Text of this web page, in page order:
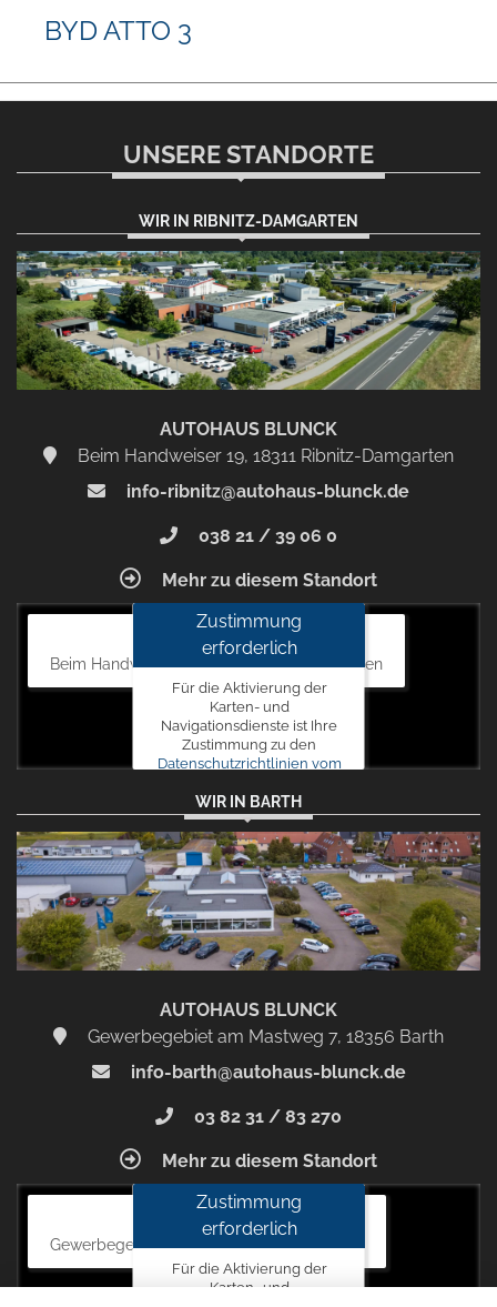
BYD ATTO 3
UNSERE STANDORTE
WIR IN RIBNITZ-DAMGARTEN
AUTOHAUS BLUNCK
Beim Handweiser 19, 18311 Ribnitz-Damgarten
info-ribnitz@autohaus-blunck.de
038 21 / 39 06 0
Mehr zu diesem Standort
Autohaus Blunck
Beim Handweiser 19, 18311 Ribnitz-Damgarten
Zustimmung
erforderlich
Für die Aktivierung der
Karten- und
Navigationsdienste ist Ihre
Zustimmung zu den
Datenschutzrichtlinien vom
erforderlich.
Zustimmen
und
aktivieren
WIR IN BARTH
AUTOHAUS BLUNCK
Gewerbegebiet am Mastweg 7, 18356 Barth
info-barth@autohaus-blunck.de
03 82 31 / 83 270
Mehr zu diesem Standort
Autohaus Blunck
Gewerbegebiet am Mastweg 7, 18356 Barth
Zustimmung
erforderlich
Für die Aktivierung der
Karten- und